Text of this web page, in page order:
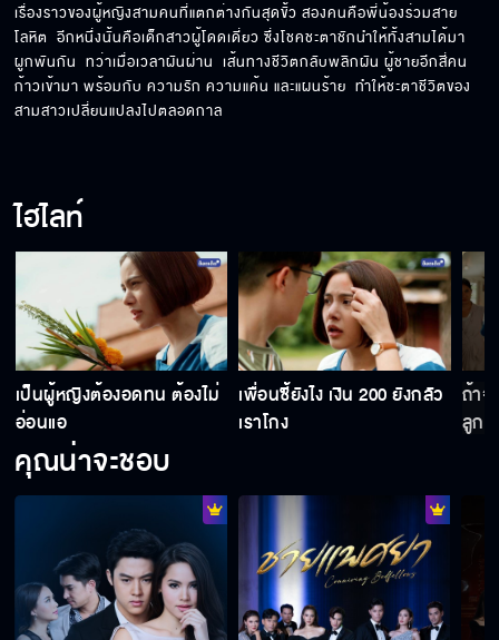
ปรึกษาผมได้นะ
มาเฟียพวกนี้เงินมันถึง
ผัดหมี่โคราชร้อนๆ
หนูจะยืนด้วยขาตัวเองให้ได้
เรื่องราวของผู้หญิงสามคนที่แตกต่างกันสุดขั้ว สองคนคือพี่น้องร่วมสาย
โลหิต  อีกหนึ่งนั้นคือเด็กสาวผู้โดดเดี่ยว ซึ่งโชคชะตาชักนำให้ทั้งสามได้มา
ผูกพันกัน  ทว่าเมื่อเวลาผันผ่าน  เส้นทางชีวิตกลับพลิกผัน ผู้ชายอีกสี่คน
ก้าวเข้ามา พร้อมกับ ความรัก ความแค้น และแผนร้าย  ทำให้ชะตาชีวิตของ
สามสาวเปลี่ยนแปลงไปตลอดกาล
ไฮไลท์
เป็นผู้หญิงต้องอดทน ต้องไม่
อ่อนแอ
เพื่อนซี้ยังไง เงิน 200 ยังกลัว
เราโกง
ถ้าจ
ลูก
คุณน่าจะชอบ